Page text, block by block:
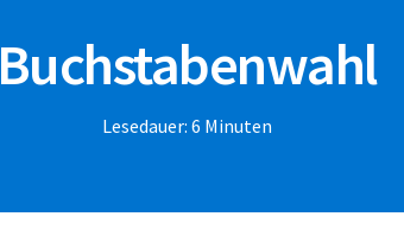
Buchstabenwahl
Lesedauer: 6 Minuten